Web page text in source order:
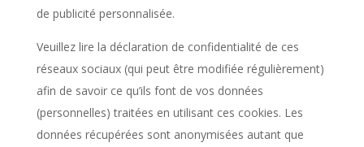
de publicité personnalisée.
Veuillez lire la déclaration de confidentialité de ces
réseaux sociaux (qui peut être modifiée régulièrement)
afin de savoir ce qu’ils font de vos données
(personnelles) traitées en utilisant ces cookies. Les
données récupérées sont anonymisées autant que